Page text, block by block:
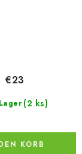
(2 ks)
€23
KORB